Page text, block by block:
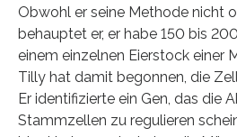
Obwohl er seine Methode nicht
behauptet er, er habe 150 bis
einem einzelnen Eierstock einer
Tilly hat damit begonnen, die
Er identifizierte ein Gen, das die
Stammzellen zu regulieren